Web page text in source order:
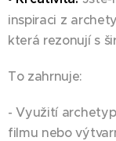
inspiraci z
která rezonují s
To zahrnuje:
- Využití
filmu nebo